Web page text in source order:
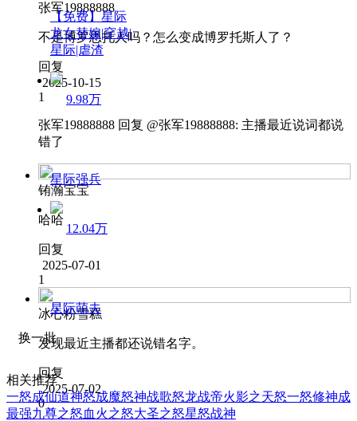
张军19888888
不是博罗思托人吗？怎么变成博罗托斯人了？
回复
2025-10-15
1
张军19888888 回复 @张军19888888: 主播最近说词都说
错了
铕瀚宝宝
哈哈
回复
2025-07-01
1
冰心粉雪糕
发现最近主播都还说错名字。
回复
2025-07-02
0
【免费】星际
龙女替嫁|穿越|
星际|虐渣
9.98万
星际强兵
12.04万
星际萌夫
换一批
相关推荐
一怒成仙道神怒成魔怒神战歌怒龙战帝火影之天怒一怒修神成
最强九尊之怒血火之怒大圣之怒星怒战神